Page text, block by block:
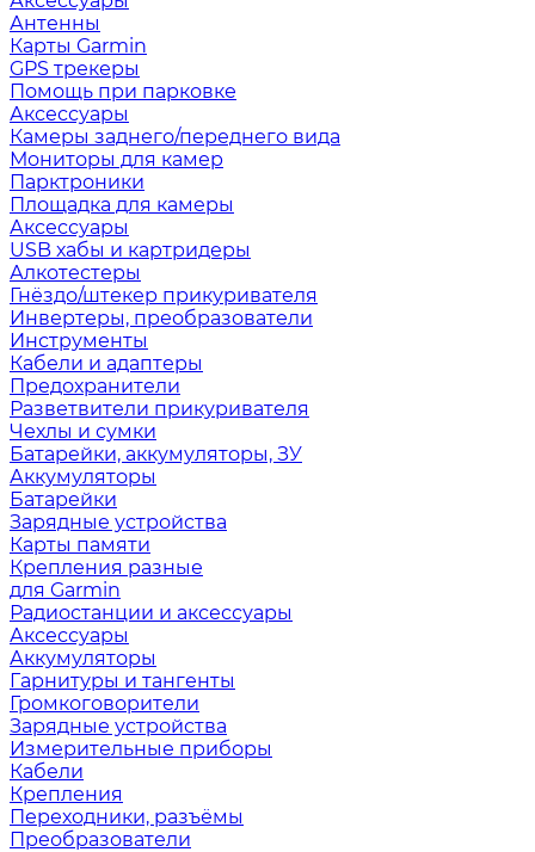
Антенны
Карты Garmin
GPS трекеры
Помощь при парковке
Аксессуары
Камеры заднего/переднего вида
Мониторы для камер
Парктроники
Площадка для камеры
Аксессуары
USB хабы и картридеры
Алкотестеры
Гнёздо/штекер прикуривателя
Инвертеры, преобразователи
Инструменты
Кабели и адаптеры
Предохранители
Разветвители прикуривателя
Чехлы и сумки
Батарейки, аккумуляторы, ЗУ
Аккумуляторы
Батарейки
Зарядные устройства
Карты памяти
Крепления разные
для Garmin
Радиостанции и аксессуары
Аксессуары
Аккумуляторы
Гарнитуры и тангенты
Громкоговорители
Зарядные устройства
Измерительные приборы
Кабели
Крепления
Переходники, разъёмы
Преобразователи